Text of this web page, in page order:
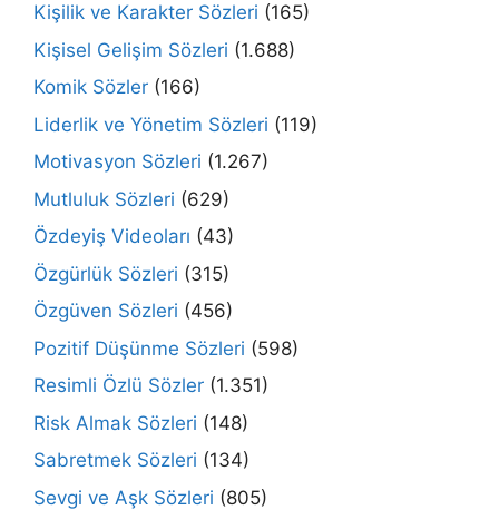
Kişilik ve Karakter Sözleri (165)
Kişisel Gelişim Sözleri (1.688)
Komik Sözler (166)
Liderlik ve Yönetim Sözleri (119)
Motivasyon Sözleri (1.267)
Mutluluk Sözleri (629)
Özdeyiş Videoları (43)
Özgürlük Sözleri (315)
Özgüven Sözleri (456)
Pozitif Düşünme Sözleri (598)
Resimli Özlü Sözler (1.351)
Risk Almak Sözleri (148)
Sabretmek Sözleri (134)
Sevgi ve Aşk Sözleri (805)